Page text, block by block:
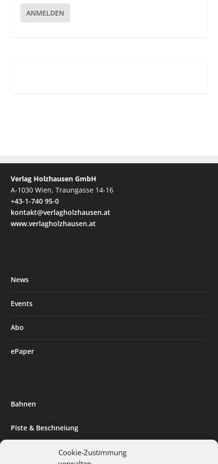
Cookie-Zustimmung
ANMELDEN
Verlag Holzhausen GmbH
A-1030 Wien, Traungasse 14-16
+43-1-740 95-0
kontakt@verlagholzhausen.at
www.verlagholzhausen.at
News
Events
Abo
ePaper
Bahnen
Piste & Beschneiung